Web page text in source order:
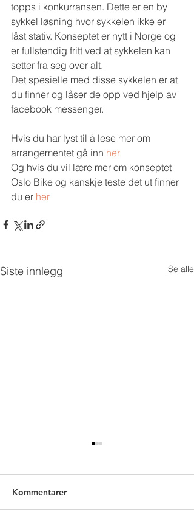
topps i konkurransen. Dette er en by
sykkel løsning hvor sykkelen ikke er
låst stativ. Konseptet er nytt i Norge og
er fullstendig fritt ved at sykkelen kan
setter fra seg over alt.
Det spesielle med disse sykkelen er at
du finner og låser de opp ved hjelp av
facebook messenger.
Hvis du har lyst til å lese mer om
arrangementet gå inn her
Og hvis du vil lære mer om konseptet
Oslo Bike og kanskje teste det ut finner
du er her
Siste innlegg Se alle
Kommentarer